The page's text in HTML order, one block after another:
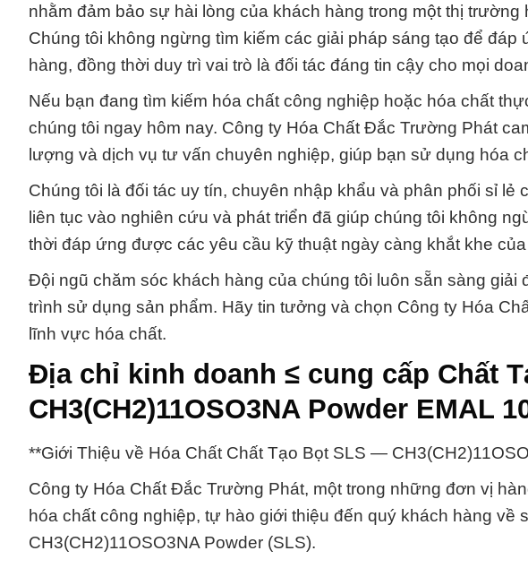
nhằm đảm bảo sự hài lòng của khách hàng trong một thị
Chúng tôi không ngừng tìm kiếm các giải pháp sáng tạo để
hàng, đồng thời duy trì vai trò là đối tác đáng tin cậy cho mọi
Nếu bạn đang tìm kiếm hóa chất công nghiệp hoặc hóa chất
chúng tôi ngay hôm nay. Công ty Hóa Chất Đắc Trường Phát
lượng và dịch vụ tư vấn chuyên nghiệp, giúp bạn sử dụng hóa
Chúng tôi là đối tác uy tín, chuyên nhập khẩu và phân phối sỉ lẻ
liên tục vào nghiên cứu và phát triển đã giúp chúng tôi không
thời đáp ứng được các yêu cầu kỹ thuật ngày càng khắt khe
Đội ngũ chăm sóc khách hàng của chúng tôi luôn sẵn sàng giải
trình sử dụng sản phẩm. Hãy tin tưởng và chọn Công ty Hóa
lĩnh vực hóa chất.
Địa chỉ kinh doanh ≤ cung cấp Chất
CH3(CH2)11OSO3NA Powder EMAL
**Giới Thiệu về Hóa Chất Chất Tạo Bọt SLS —
Công ty Hóa Chất Đắc Trường Phát, một trong những đơn vị
hóa chất công nghiệp, tự hào giới thiệu đến quý khách hàng
CH3(CH2)11OSO3NA Powder (SLS).